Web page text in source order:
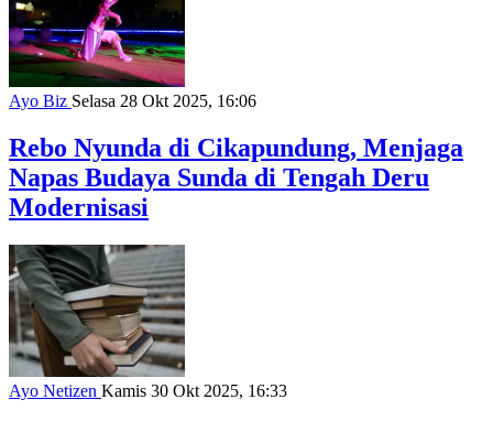
Ayo Biz Selasa 28 Okt 2025, 16:06
Rebo Nyunda di Cikapundung, Menjaga
Napas Budaya Sunda di Tengah Deru
Modernisasi
Ayo Netizen Kamis 30 Okt 2025, 16:33